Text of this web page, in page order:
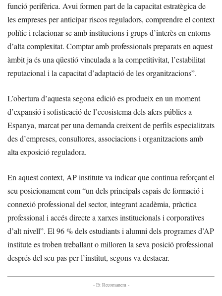
funció perifèrica. Avui formen part de la capacitat estratègica de
les empreses per anticipar riscos reguladors, comprendre el context
polític i relacionar-se amb institucions i grups d’interès en entorns
d’alta complexitat. Comptar amb professionals preparats en aquest
àmbit ja és una qüestió vinculada a la competitivitat, l’estabilitat
reputacional i la capacitat d’adaptació de les organitzacions”.
L’obertura d’aquesta segona edició es produeix en un moment
d’expansió i sofisticació de l’ecosistema dels afers públics a
Espanya, marcat per una demanda creixent de perfils especialitzats
des d’empreses, consultores, associacions i organitzacions amb
alta exposició reguladora.
En aquest context, AP institute va indicar que continua reforçant el
seu posicionament com “un dels principals espais de formació i
connexió professional del sector, integrant acadèmia, pràctica
professional i accés directe a xarxes institucionals i corporatives
d’alt nivell”. El 96 % dels estudiants i alumni dels programes d’AP
institute es troben treballant o milloren la seva posició professional
després del seu pas per l’institut, segons va destacar.
- Et Recomanem -